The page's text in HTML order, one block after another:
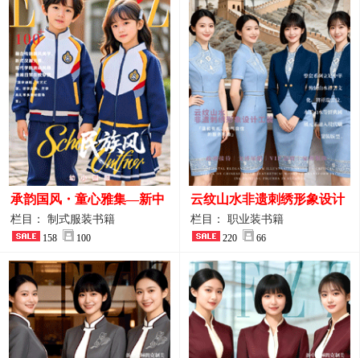
承韵国风・童心雅集—新中
式民族风小学与幼儿园全套
校服定制图鉴
栏目： 制式服装书籍
158 100
云纹山水非遗刺绣形象设计
工装｜会议礼仪接待人员制
服画册
栏目： 职业装书籍
220 66